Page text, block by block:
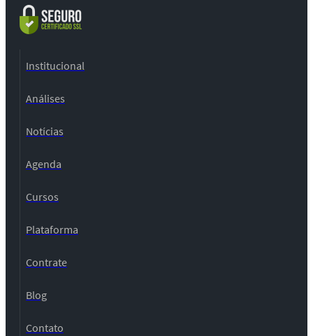
Institucional
Análises
Notícias
Agenda
Cursos
Plataforma
Contrate
Blog
Contato